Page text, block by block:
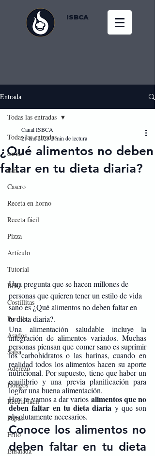
ISBCA
Entrada
Todas las entradas
carne
Pan
Casero
Receta en horno
Receta fácil
Pizza
Artículo
Tutorial
BBQ
Costillitas
Parrilla
Asados
Salsa
Aderezo
Hongos
Receta fácil
Papas
Frito
Ensalada
Todas las entradas
¿Qué alimentos no deben
faltar en tu dieta diaria?
Canal ISBCA
21 ene 20232 min de lectura
Una pregunta que se hacen millones de
personas que quieren tener un estilo de vida
sano es ¿Qué alimentos no deben faltar en
tu dieta diaria?.
Una alimentación saludable incluye la
integración de alimentos variados. Muchas
personas piensan que comer sano es suprimir
los carbohidratos o las harinas, cuando en
realidad todos los alimentos hacen su aporte
nutricional. Por supuesto, tiene que haber un
equilibrio y una previa planificación para
lograr una buena alimentación.
Hoy te vamos a dar varios alimentos que no
deben faltar en tu dieta diaria y que son
absolutamente necesarios.
Conoce los alimentos no
deben faltar en tu dieta